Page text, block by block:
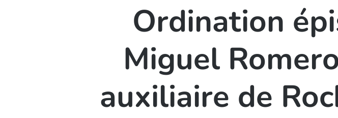
Ordination
Miguel
auxiliaire de